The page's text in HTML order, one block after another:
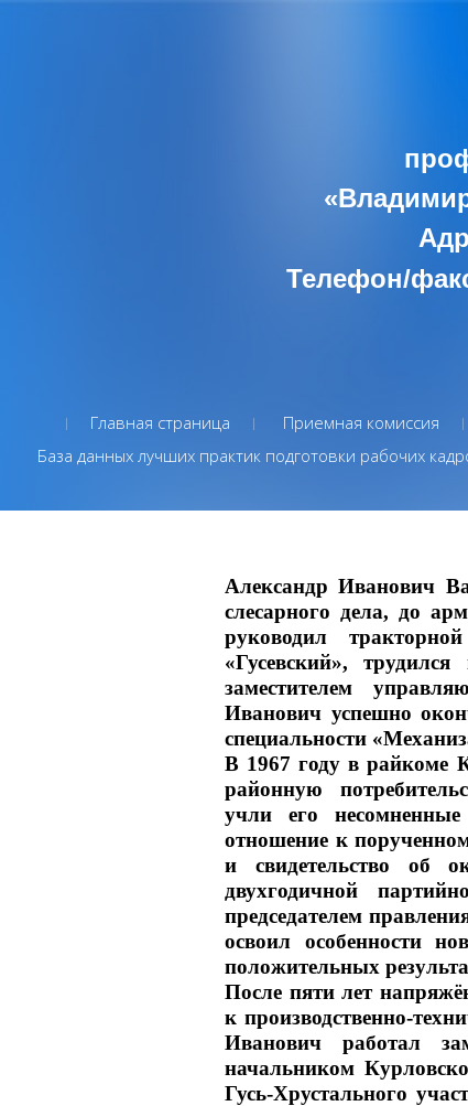
Телефон/
Главная страница Приемная комиссия
База данных лучших практик подготовки рабочих
Александр Иванович
слесарного дела, до
руководил
«Гусевский»,
заместителем
Иванович успешно
специальности
В 1967 году в райкоме
районную
учли его несомненные
отношение к
и свидетельство об
двухгодичной
председателем
освоил особенности
положительных
После пяти лет
к производственно-
Иванович работал
начальником
Гусь-Хрустального